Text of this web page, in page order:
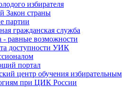
избирателя
Закон страны
партии
гражданская служба
- равные возможности
доступности УИК
портал
центр обучения избирательным
при ЦИК России